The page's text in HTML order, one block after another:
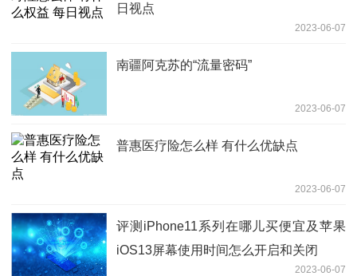
日视点
2023-06-07
南疆阿克苏的“流量密码”
2023-06-07
普惠医疗险怎么样 有什么优缺点
2023-06-07
评测iPhone11系列在哪儿买便宜及苹果
iOS13屏幕使用时间怎么开启和关闭
2023-06-07